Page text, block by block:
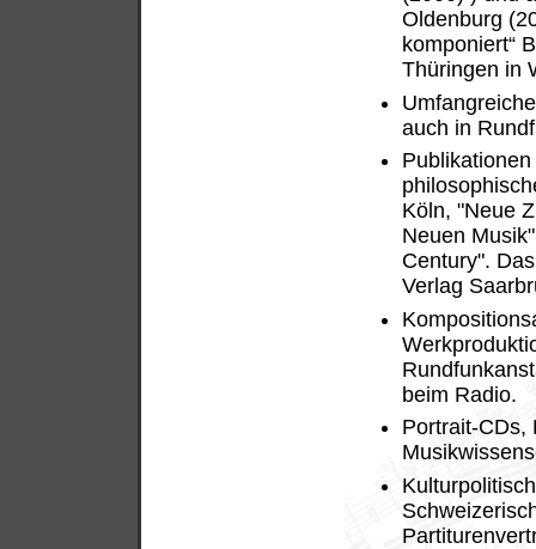
Oldenburg
komponiert“
Thüringen in
auch in
Köln, "Neue
Neuen
Century".
Verlag
beim Radio.
Portrait-CDs,